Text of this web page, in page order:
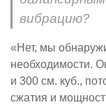
вибрацию?
«Нет, мы
необходимости.
и 300 см. куб.,
сжатия и